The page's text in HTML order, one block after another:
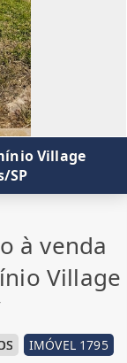
Village
SP
à venda
Village
IMÓVEL 1795